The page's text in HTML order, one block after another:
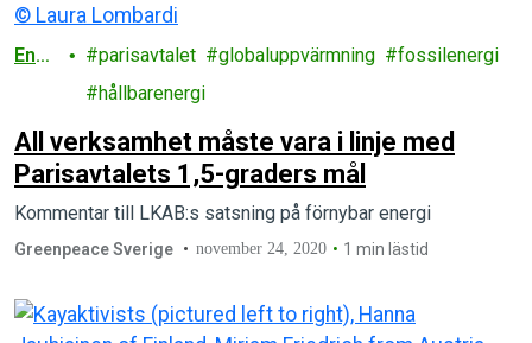
Ener
parisavtalet globaluppvärmning
fossilenergi
hållbarenergi
All verksamhet måste vara i linje med
Parisavtalets 1,5-graders mål
Kommentar till LKAB:s satsning på förnybar energi
Greenpeace Sverige november 24, 2020 1 min lästid